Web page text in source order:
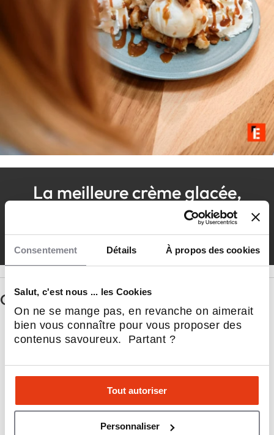
Consentement Détails À propos des cookies
Salut, c'est nous ... les Cookies
On ne se mange pas, en revanche on aimerait
bien vous connaître pour vous proposer des
contenus savoureux. Partant ?
Tout autoriser
Personnaliser
La meilleure crème glacée,
fabriquée en France, sans
colorant ni conservateur
Questions principales
Les atouts du secteur d'activité
Profils recherchés
Rejoindre Häagen-Dazs en 3 points